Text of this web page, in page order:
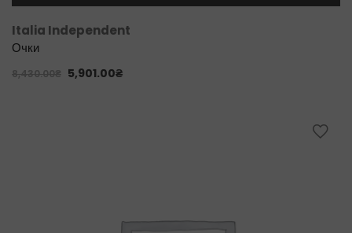
Italia Independent
Очки
8,430.00₴ 5,901.00₴